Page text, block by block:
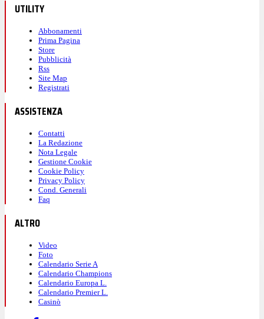
UTILITY
Abbonamenti
Prima Pagina
Store
Pubblicità
Rss
Site Map
Registrati
ASSISTENZA
Contatti
La Redazione
Nota Legale
Gestione Cookie
Cookie Policy
Privacy Policy
Cond. Generali
Faq
ALTRO
Video
Foto
Calendario Serie A
Calendario Champions
Calendario Europa L.
Calendario Premier L.
Casinò